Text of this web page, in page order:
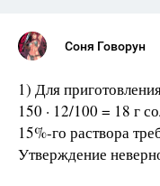
Соня Говорун
1) Для
150 · 12/100 = 18 г
15%-го раствора
Утверждение